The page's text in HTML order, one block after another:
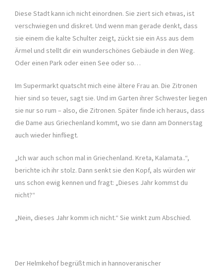
Diese Stadt kann ich nicht einordnen. Sie ziert sich etwas, ist
verschwiegen und diskret. Und wenn man gerade denkt, dass
sie einem die kalte Schulter zeigt, zückt sie ein Ass aus dem
Ärmel und stellt dir ein wunderschönes Gebäude in den Weg.
Oder einen Park oder einen See oder so…
Im Supermarkt quatscht mich eine ältere Frau an. Die Zitronen
hier sind so teuer, sagt sie. Und im Garten ihrer Schwester liegen
sie nur so rum – also, die Zitronen. Später finde ich heraus, dass
die Dame aus Griechenland kommt, wo sie dann am Donnerstag
auch wieder hinfliegt.
„Ich war auch schon mal in Griechenland. Kreta, Kalamata..“,
berichte ich ihr stolz. Dann senkt sie den Kopf, als würden wir
uns schon ewig kennen und fragt: „Dieses Jahr kommst du
nicht?“
„Nein, dieses Jahr komm ich nicht.“ Sie winkt zum Abschied.
Der Helmkehof begrüßt mich in hannoveranischer